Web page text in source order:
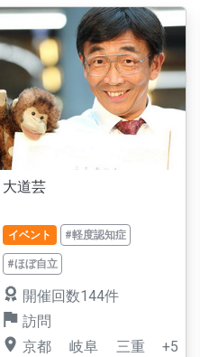
大道芸
イベント #軽度認知症
#ほぼ自立
開催回数144件
訪問
京都
岐阜
三重
+5